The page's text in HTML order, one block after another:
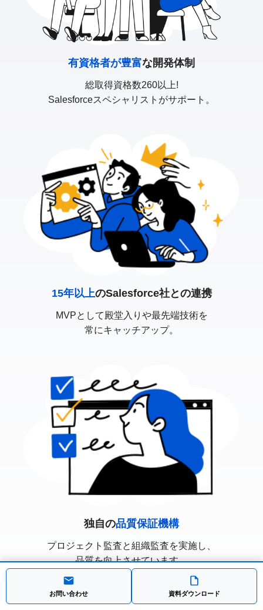
お問い合わせ 資料ダウンロード
有資格者が豊富な開発体制
総取得資格数260以上!
Salesforceスペシャリストがサポート。
15年以上のSalesforce社との連携
MVPとして殿堂入りや最先端技術を
常にキャッチアップ。
独自の品質保証機構
プロジェクト監査と組織監査を実施し、
品質を向上させています。